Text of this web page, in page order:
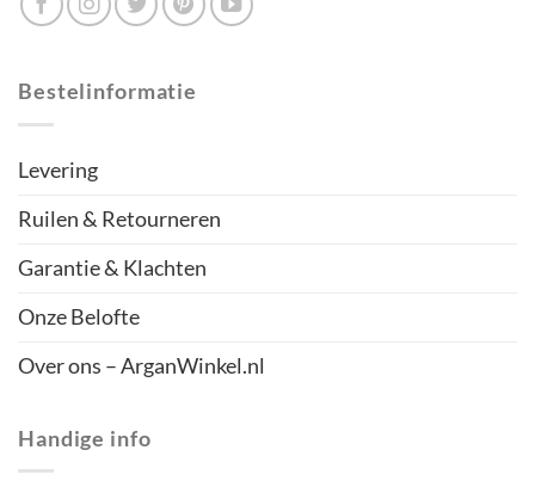
Bestelinformatie
Levering
Ruilen & Retourneren
Garantie & Klachten
Onze Belofte
Over ons – ArganWinkel.nl
Handige info